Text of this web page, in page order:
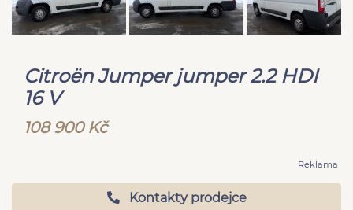
Citroën Jumper jumper 2.2 HDI
16 V
108 900 Kč
Reklama
Kontakty prodejce